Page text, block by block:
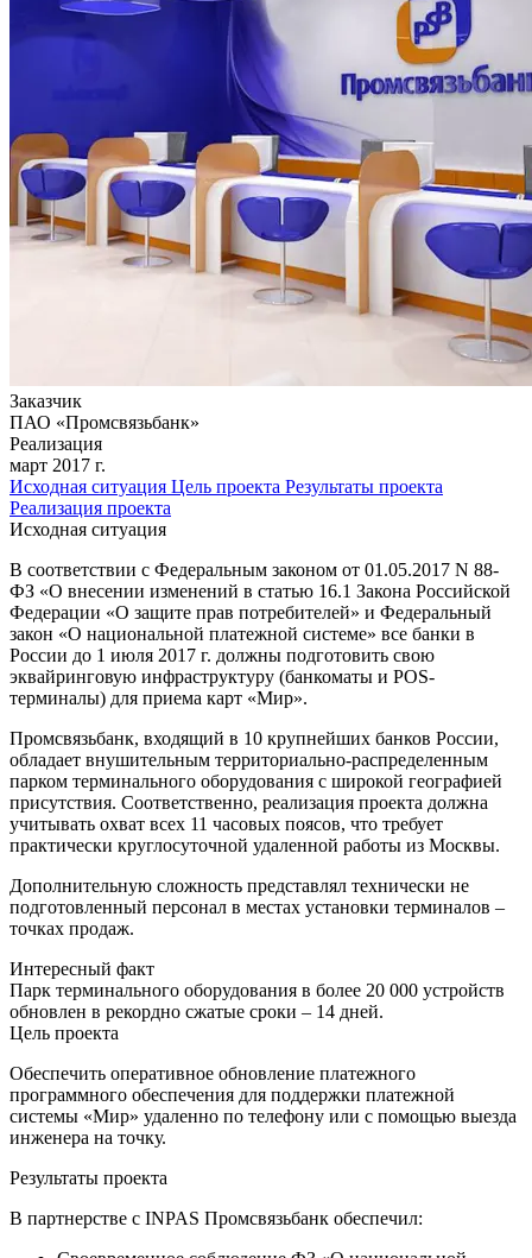
Заказчик
ПАО «Промсвязьбанк»
Реализация
март 2017 г.
Исходная ситуация Цель проекта Результаты проекта
Реализация проекта
Исходная ситуация
В соответствии с Федеральным законом от 01.05.2017 N 88-
ФЗ «О внесении изменений в статью 16.1 Закона Российской
Федерации «О защите прав потребителей» и Федеральный
закон «О национальной платежной системе» все банки в
России до 1 июля 2017 г. должны подготовить свою
эквайринговую инфраструктуру (банкоматы и POS-
терминалы) для приема карт «Мир».
Промсвязьбанк, входящий в 10 крупнейших банков России,
обладает внушительным территориально-распределенным
парком терминального оборудования с широкой географией
присутствия. Соответственно, реализация проекта должна
учитывать охват всех 11 часовых поясов, что требует
практически круглосуточной удаленной работы из Москвы.
Дополнительную сложность представлял технически не
подготовленный персонал в местах установки терминалов –
точках продаж.
Интересный факт
Парк терминального оборудования в более 20 000 устройств
обновлен в рекордно сжатые сроки – 14 дней.
Цель проекта
Обеспечить оперативное обновление платежного
программного обеспечения для поддержки платежной
системы «Мир» удаленно по телефону или с помощью выезда
инженера на точку.
Результаты проекта
В партнерстве с INPAS Промсвязьбанк обеспечил: